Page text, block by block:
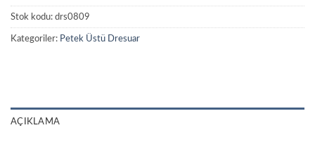
Stok kodu: drs0809
Kategoriler: Petek Üstü Dresuar
AÇIKLAMA